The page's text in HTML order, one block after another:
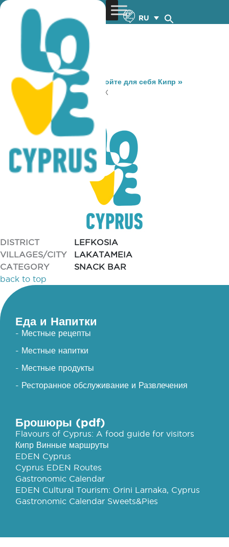
RU
You are here: Home »Откройте для себя Кипр »
Gastronomy
» COFFEE BOX
COFFEE BOX
DISTRICT
LEFKOSIA
VILLAGES/CITY
LAKATAMEIA
CATEGORY
SNACK BAR
back to top
Еда и Напитки
- Местные рецепты
- Местные напитки
- Местные продукты
- Ресторанное обслуживание и Развлечения
Брошюры (pdf)
Flavours of Cyprus: A food guide for visitors
Кипр Винные маршруты
EDEN Cyprus
Cyprus EDEN Routes
Gastronomic Calendar
EDEN Cultural Tourism: Orini Larnaka, Cyprus
Gastronomic Calendar Sweets&Pies